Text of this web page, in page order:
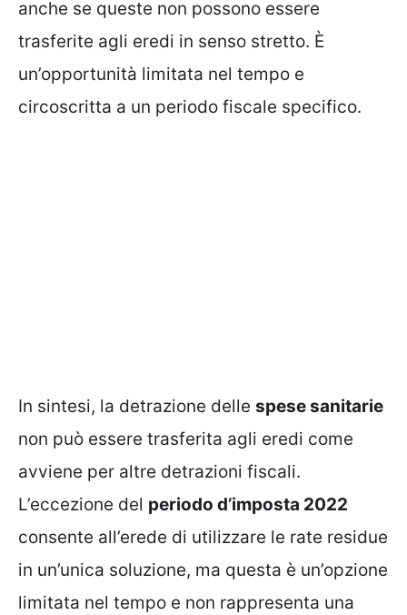
anche se queste non possono essere
trasferite agli eredi in senso stretto. È
un’opportunità limitata nel tempo e
circoscritta a un periodo fiscale specifico.
In sintesi, la detrazione delle spese sanitarie
non può essere trasferita agli eredi come
avviene per altre detrazioni fiscali.
L’eccezione del periodo d’imposta 2022
consente all’erede di utilizzare le rate residue
in un’unica soluzione, ma questa è un’opzione
limitata nel tempo e non rappresenta una